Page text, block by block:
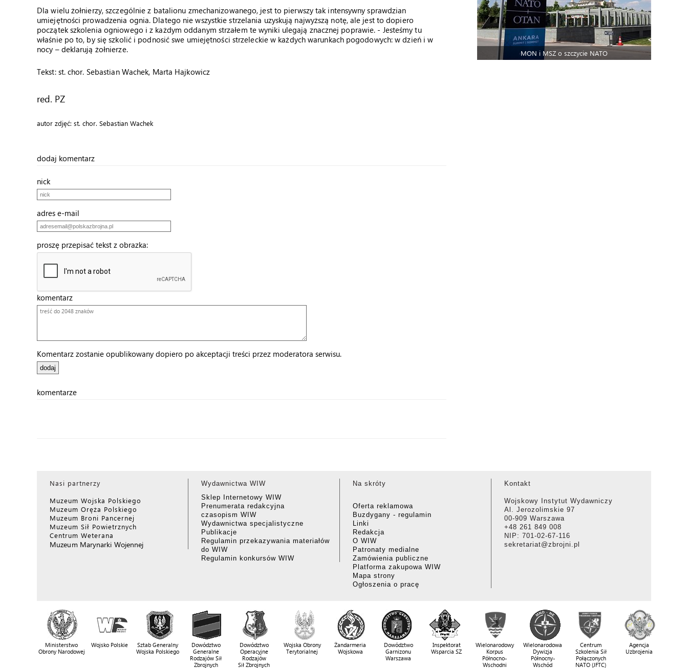
Dla wielu żołnierzy, szczególnie z batalionu zmechanizowanego, jest to pierwszy tak intensywny sprawdzian
umiejętności prowadzenia ognia. Dlatego nie wszystkie strzelania uzyskują najwyższą notę, ale jest to dopiero
początek szkolenia ogniowego i z każdym oddanym strzałem te wyniki ulegają znacznej poprawie. - Jesteśmy tu
właśnie po to, by się szkolić i podnosić swe umiejętności strzeleckie w każdych warunkach pogodowych: w dzień i w
nocy – deklarują żołnierze.
Tekst: st. chor. Sebastian Wachek, Marta Hajkowicz
red. PZ
autor zdjęć: st. chor. Sebastian Wachek
dodaj komentarz
nick
adres e-mail
proszę przepisać tekst z obrazka:
komentarz
Komentarz zostanie opublikowany dopiero po akceptacji treści przez moderatora serwisu.
komentarze
MON i MSZ o szczycie NATO
Nasi partnerzy
Muzeum Wojska Polskiego
Muzeum Oręża Polskiego
Muzeum Broni Pancernej
Muzeum Sił Powietrznych
Centrum Weterana
Muzeum Marynarki Wojennej
Wydawnictwa WIW
Sklep Internetowy WIW
Prenumerata redakcyjna
czasopism WIW
Wydawnictwa specjalistyczne
Publikacje
Regulamin przekazywania materiałów
do WIW
Regulamin konkursów WIW
Na skróty
Oferta reklamowa
Buzdygany - regulamin
Linki
Redakcja
O WIW
Patronaty medialne
Zamówienia publiczne
Platforma zakupowa WIW
Mapa strony
Ogłoszenia o pracę
Kontakt
Wojskowy Instytut Wydawniczy
Al. Jerozolimskie 97
00-909 Warszawa
+48 261 849 008
NIP: 701-02-67-116
sekretariat@zbrojni.pl
Ministerstwo
Obrony Narodowej
Wojsko Polskie
Sztab Generalny
Wojska Polskiego
Dowództwo
Generalne
Rodzajów Sił
Zbrojnych
Dowództwo
Operacyjne
Rodzajów
Sił Zbrojnych
Wojska Obrony
Terytorialnej
Żandarmeria
Wojskowa
Dowództwo
Garnizonu
Warszawa
Inspektorat
Wsparcia SZ
Wielonarodowy
Korpus
Północno-
Wschodni
Wielonarodowa
Dywizja
Północny-
Wschód
Centrum
Szkolenia Sił
Połączonych
NATO (JFTC)
Agencja
Uzbrojenia